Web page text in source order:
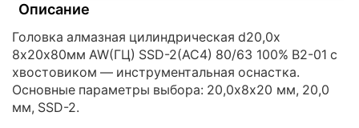
Описание
Головка алмазная цилиндрическая d20,0х
8х20х80мм AW(ГЦ) SSD-2(АС4) 80/63 100% В2-01 с
хвостовиком — инструментальная оснастка.
Основные параметры выбора: 20,0х8х20 мм, 20,0
мм, SSD-2.